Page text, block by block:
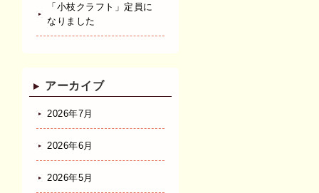
「小枝クラフト」定員に
なりました
アーカイブ
2026年7月
2026年6月
2026年5月